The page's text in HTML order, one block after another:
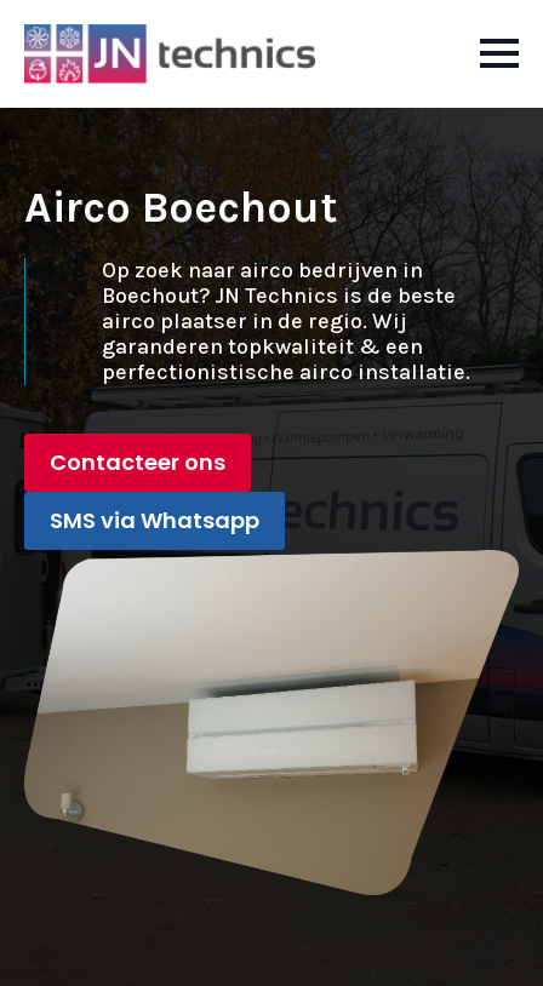
Airco Boechout
Op zoek naar airco bedrijven in
Boechout? JN Technics is de beste
airco plaatser in de regio. Wij
garanderen topkwaliteit & een
perfectionistische airco installatie.
Contacteer ons
SMS via Whatsapp